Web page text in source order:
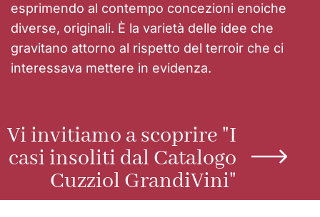
esprimendo al contempo concezioni enoiche
diverse, originali. È la varietà delle idee che
gravitano attorno al rispetto del terroir che ci
interessava mettere in evidenza.
Vi invitiamo a scoprire "I
casi insoliti dal Catalogo
Cuzziol GrandiVini"